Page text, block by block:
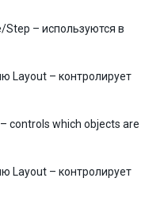
Step – используются в
Layout – контролирует
controls which objects are
Layout – контролирует